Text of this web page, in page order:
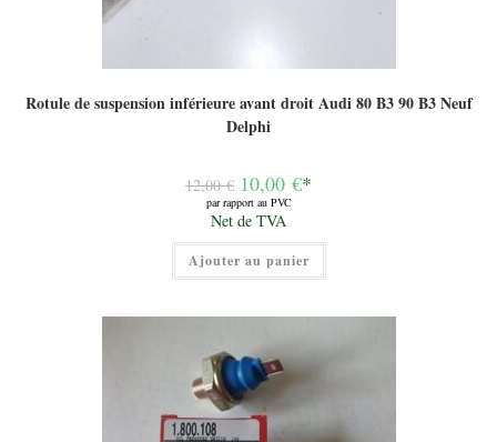
Rotule de suspension inférieure avant droit Audi 80 B3 90 B3 Neuf
Delphi
12,00€ Le
prix
initial
était :
12,00 €.
10,00 €*
par rapport au PVC
Le
prix
actuel
est :
10,00 €.
Net de TVA
Ajouter au panier